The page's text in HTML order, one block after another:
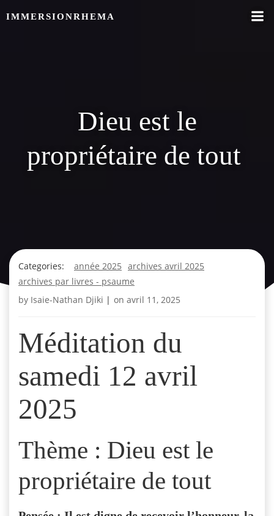
IMMERSIONRHEMA
Dieu est le
propriétaire de tout
Categories: année 2025 archives avril 2025
archives par livres - psaume
by Isaie-Nathan Djiki | on avril 11, 2025
Méditation du
samedi 12 avril
2025
Thème : Dieu est le
propriétaire de tout